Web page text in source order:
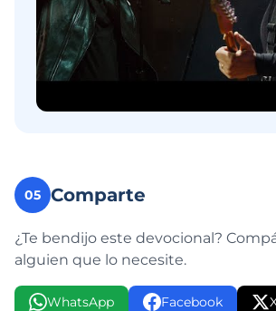
05 Comparte
¿Te bendijo este devocional?
alguien que lo necesite.
WhatsApp Facebook